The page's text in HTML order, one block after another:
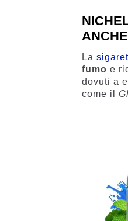
La
fumo e
dovuti a
come il